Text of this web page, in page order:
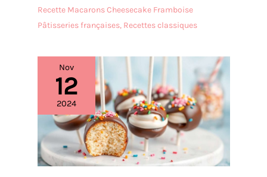
✔[Présentoir à gâteaux de
présentoir à gâteaux
fabriqué en bois, sans
BPA, sain et écologique,
vous pouvez donc l'utiliser
sans hésitation. Le
présentoir à gâteaux est
transparent et élégant,
léger et facile à
transporter, et sûr à
utiliser. Il est idéal comme
cadeau de bienvenue pour
Recette Macarons Cheesecake Framboise
Pâtisseries françaises, Recettes classiques
Nov
12
2024